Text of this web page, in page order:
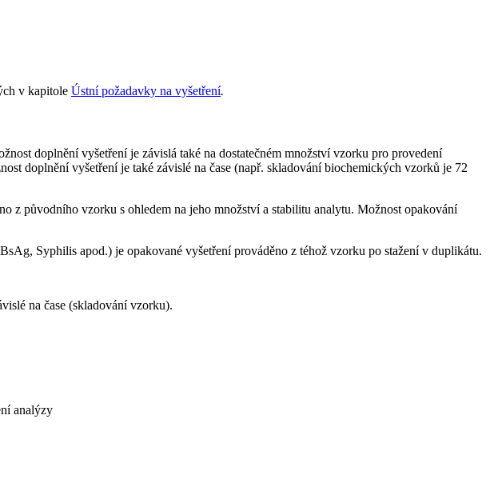
v kapitole Ústní požadavky na vyšetření.
doplnění vyšetření je závislá také na dostatečném množství vzorku pro provedení
doplnění vyšetření je také závislé na čase (např. skladování biochemických vzorků je 72
z původního vzorku s ohledem na jeho množství a stabilitu analytu. Možnost opakování
Syphilis apod.) je opakované vyšetření prováděno z téhož vzorku po stažení v duplikátu.
na čase (skladování vzorku).
analýzy